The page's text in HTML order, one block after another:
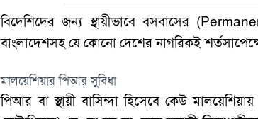
বিদেশিদের জন্য স্থায়ীভাবে বসবাসের
বাংলাদেশসহ যে কোনো দেশের নাগরিকই
মালয়েশিয়ার পিআর সুবিধা
পিআর বা স্থায়ী বাসিন্দা হিসেবে কেউ